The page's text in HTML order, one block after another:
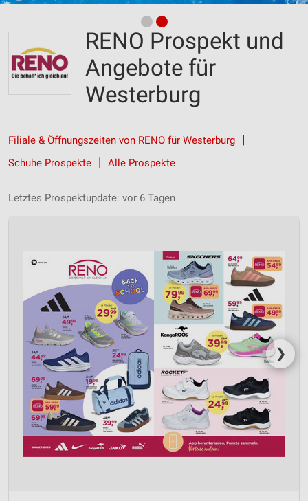
RENO Prospekt und
Angebote für
Westerburg
Filiale & Öffnungszeiten von RENO für Westerburg
Schuhe Prospekte
Alle Prospekte
Letztes Prospektupdate: vor 6 Tagen
❯